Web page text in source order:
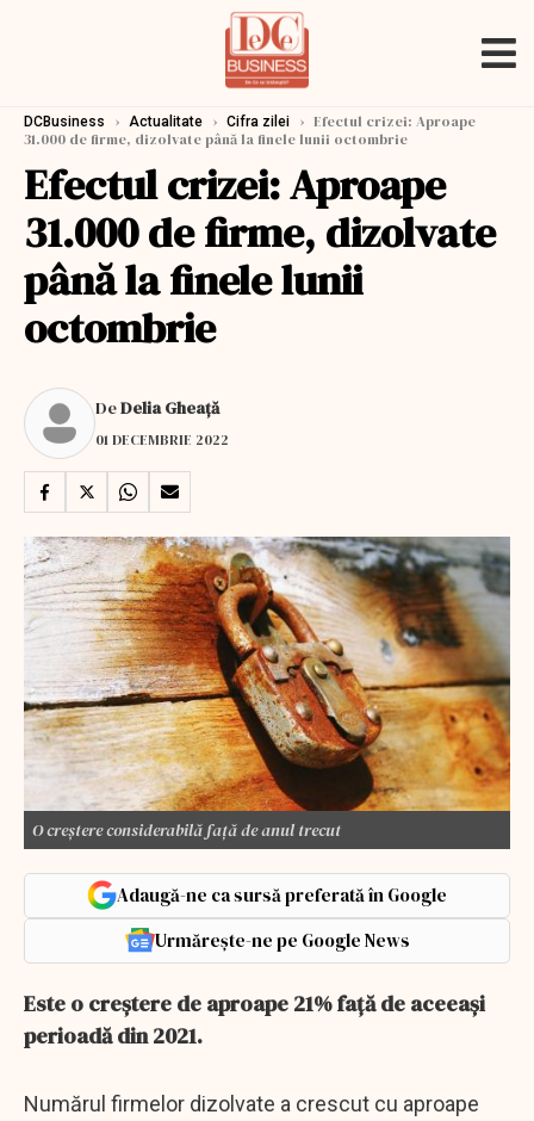
DCBusiness › Actualitate › Cifra zilei › Efectul crizei: Aproape
31.000 de firme, dizolvate până la finele lunii octombrie
Efectul crizei: Aproape
31.000 de firme, dizolvate
până la finele lunii
octombrie
DeDelia Gheață
01 DECEMBRIE 2022
O creștere considerabilă față de anul trecut
Adaugă-ne ca sursă preferată în Google
Urmărește-ne pe Google News
Este o creștere de aproape 21% față de aceeași
perioadă din 2021.
Numărul firmelor dizolvate a crescut cu aproape